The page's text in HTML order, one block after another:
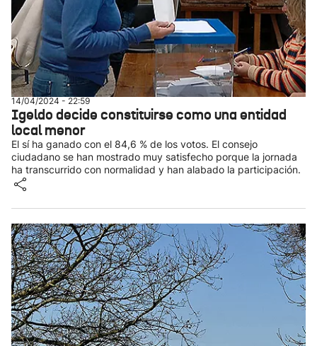
14/04/2024 - 22:59
Igeldo decide constituirse como una entidad
local menor
El sí ha ganado con el 84,6 % de los votos. El consejo
ciudadano se han mostrado muy satisfecho porque la jornada
ha transcurrido con normalidad y han alabado la participación.